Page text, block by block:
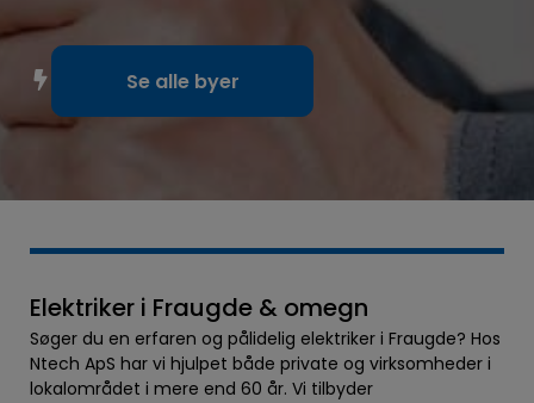
Se alle byer
Elektriker i Fraugde & omegn
Søger du en erfaren og pålidelig elektriker i Fraugde? Hos
Ntech ApS har vi hjulpet både private og virksomheder i
lokalområdet i mere end 60 år. Vi tilbyder